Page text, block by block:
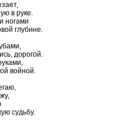
в руке.
ногами
глубине.
дорогой.
войной.
судьбу.